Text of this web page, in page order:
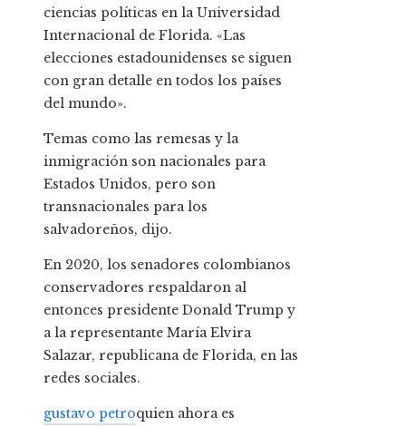
ciencias políticas en la Universidad
Internacional de Florida. «Las
elecciones estadounidenses se siguen
con gran detalle en todos los países
del mundo».
Temas como las remesas y la
inmigración son nacionales para
Estados Unidos, pero son
transnacionales para los
salvadoreños, dijo.
En 2020, los senadores colombianos
conservadores respaldaron al
entonces presidente Donald Trump y
a la representante María Elvira
Salazar, republicana de Florida, en las
redes sociales.
gustavo petroquien ahora es